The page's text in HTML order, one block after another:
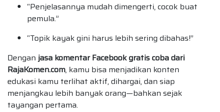
“Penjelasannya mudah dimengerti, cocok buat
pemula.”
“Topik kayak gini harus lebih sering dibahas!”
Dengan jasa komentar Facebook gratis coba dari
RajaKomen.com, kamu bisa menjadikan konten
edukasi kamu terlihat aktif, dihargai, dan siap
menjangkau lebih banyak orang—bahkan sejak
tayangan pertama.